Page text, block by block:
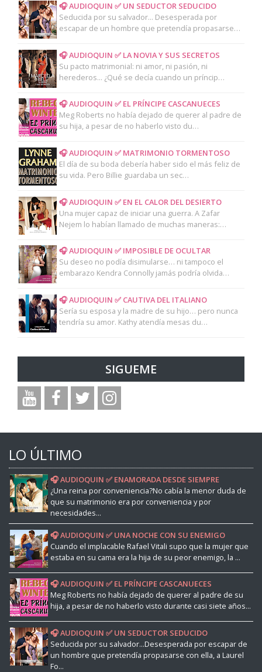
🎧 AUDIOQUIN ✅ UN SEDUCTOR SEDUCIDO
Seducida por su salvador... Desesperada por
escapar de un hombre que pretendía propasarse…
🎧 AUDIOQUIN ✅ LA NOVIA Y SUS SECRETOS
Su pacto matrimonial: ni amor, ni pasión, ni
herederos... ¿Qué se decía cuando un príncip…
🎧 AUDIOQUIN ✅ EL PRÍNCIPE CASCANUECES
Meg Roberts no había dejado de querer al padre de
su hija, a pesar de no haberlo visto du…
🎧 AUDIOQUIN ✅ MATRIMONIO TORMENTOSO
El día de su boda debería haber sido el más feliz de
su vida. Pero Billie guardaba un sec…
🎧 AUDIOQUIN ✅ EN EL CALOR DEL DESIERTO
Una mujer capaz de iniciar una guerra. A Zafar
Nejem lo habían llamado de muchas maneras:…
🎧 AUDIOQUIN ✅ IMPOSIBLE DE OCULTAR
Su deseo no podía disimularse… ni tampoco el
embarazo Kendra Connolly jamás podría olvida…
🎧 AUDIOQUIN ✅ CAUTIVA DEL ITALIANO
Sería su esposa y la madre de su hijo… pero nunca
tendría su amor. Kathy atendía mesas du…
SIGUEME
LO ÚLTIMO
🎧 AUDIOQUIN ✅ ENAMORADA DESDE SIEMPRE
¿Una reina por conveniencia?No cabía la menor duda de
que su matrimonio era por conveniencia y por
necesidades...
🎧 AUDIOQUIN ✅ UNA NOCHE CON SU ENEMIGO
Cuando el implacable Rafael Vitali supo que la mujer que
estaba en su cama era la hija de su peor enemigo, la ...
🎧 AUDIOQUIN ✅ EL PRÍNCIPE CASCANUECES
Meg Roberts no había dejado de querer al padre de su
hija, a pesar de no haberlo visto durante casi siete años...
🎧 AUDIOQUIN ✅ UN SEDUCTOR SEDUCIDO
Seducida por su salvador...Desesperada por escapar de
un hombre que pretendía propasarse con ella, a Laurel
Fo...